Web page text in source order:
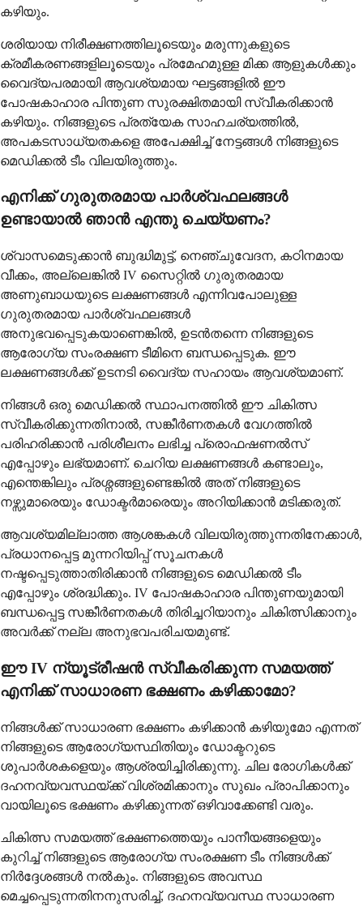
കഴിയും.
ശരിയായ നിരീക്ഷണത്തിലൂടെയും മരുന്നുകളുടെ
ക്രമീകരണങ്ങളിലൂടെയും പ്രമേഹമുള്ള മിക്ക ആളുകൾക്കും
വൈദ്യപരമായി ആവശ്യമായ ഘട്ടങ്ങളിൽ ഈ
പോഷകാഹാര പിന്തുണ സുരക്ഷിതമായി സ്വീകരിക്കാൻ
കഴിയും. നിങ്ങളുടെ പ്രത്യേക സാഹചര്യത്തിൽ,
അപകടസാധ്യതകളെ അപേക്ഷിച്ച് നേട്ടങ്ങൾ നിങ്ങളുടെ
മെഡിക്കൽ ടീം വിലയിരുത്തും.
എനിക്ക് ഗുരുതരമായ പാർശ്വഫലങ്ങൾ
ഉണ്ടായാൽ ഞാൻ എന്തു ചെയ്യണം?
ശ്വാസമെടുക്കാൻ ബുദ്ധിമുട്ട്, നെഞ്ചുവേദന, കഠിനമായ
വീക്കം, അല്ലെങ്കിൽ IV സൈറ്റിൽ ഗുരുതരമായ
അണുബാധയുടെ ലക്ഷണങ്ങൾ എന്നിവപോലുള്ള
ഗുരുതരമായ പാർശ്വഫലങ്ങൾ
അനുഭവപ്പെടുകയാണെങ്കിൽ, ഉടൻതന്നെ നിങ്ങളുടെ
ആരോഗ്യ സംരക്ഷണ ടീമിനെ ബന്ധപ്പെടുക. ഈ
ലക്ഷണങ്ങൾക്ക് ഉടനടി വൈദ്യ സഹായം ആവശ്യമാണ്.
നിങ്ങൾ ഒരു മെഡിക്കൽ സ്ഥാപനത്തിൽ ഈ ചികിത്സ
സ്വീകരിക്കുന്നതിനാൽ, സങ്കീർണതകൾ വേഗത്തിൽ
പരിഹരിക്കാൻ പരിശീലനം ലഭിച്ച പ്രൊഫഷണൽസ്
എപ്പോഴും ലഭ്യമാണ്. ചെറിയ ലക്ഷണങ്ങൾ കണ്ടാലും,
എന്തെങ്കിലും പ്രശ്നങ്ങളുണ്ടെങ്കിൽ അത് നിങ്ങളുടെ
നഴ്സുമാരെയും ഡോക്ടർമാരെയും അറിയിക്കാൻ മടിക്കരുത്.
ആവശ്യമില്ലാത്ത ആശങ്കകൾ വിലയിരുത്തുന്നതിനേക്കാൾ,
പ്രധാനപ്പെട്ട മുന്നറിയിപ്പ് സൂചനകൾ
നഷ്ടപ്പെടുത്താതിരിക്കാൻ നിങ്ങളുടെ മെഡിക്കൽ ടീം
എപ്പോഴും ശ്രദ്ധിക്കും. IV പോഷകാഹാര പിന്തുണയുമായി
ബന്ധപ്പെട്ട സങ്കീർണതകൾ തിരിച്ചറിയാനും ചികിത്സിക്കാനും
അവർക്ക് നല്ല അനുഭവപരിചയമുണ്ട്.
ഈ IV ന്യൂട്രീഷൻ സ്വീകരിക്കുന്ന സമയത്ത്
എനിക്ക് സാധാരണ ഭക്ഷണം കഴിക്കാമോ?
നിങ്ങൾക്ക് സാധാരണ ഭക്ഷണം കഴിക്കാൻ കഴിയുമോ എന്നത്
നിങ്ങളുടെ ആരോഗ്യസ്ഥിതിയും ഡോക്ടറുടെ
ശുപാർശകളെയും ആശ്രയിച്ചിരിക്കുന്നു. ചില രോഗികൾക്ക്
ദഹനവ്യവസ്ഥയ്ക്ക് വിശ്രമിക്കാനും സുഖം പ്രാപിക്കാനും
വായിലൂടെ ഭക്ഷണം കഴിക്കുന്നത് ഒഴിവാക്കേണ്ടി വരും.
ചികിത്സ സമയത്ത് ഭക്ഷണത്തെയും പാനീയങ്ങളെയും
കുറിച്ച് നിങ്ങളുടെ ആരോഗ്യ സംരക്ഷണ ടീം നിങ്ങൾക്ക്
നിർദ്ദേശങ്ങൾ നൽകും. നിങ്ങളുടെ അവസ്ഥ
മെച്ചപ്പെടുന്നതിനനുസരിച്ച്, ദഹനവ്യവസ്ഥ സാധാരണ